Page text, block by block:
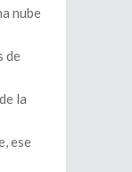
nube
de
la
ese